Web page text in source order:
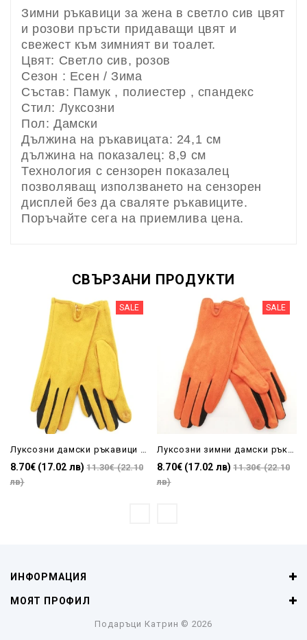
Зимни ръкавици за жена в светло сив цвят
и розови пръсти придаващи цвят и
свежест към зимният ви тоалет.
Цвят: Светло сив, розов
Сезон : Есен / Зима
Състав: Памук , полиестер , спандекс
Стил: Луксозни
Пол: Дамски
Дължина на ръкавицата: 24,1 см
дължина на показалец: 8,9 см
Технология с сензорен показалец
позволяващ използването на сензорен
дисплей без да сваляте ръкавиците.
Поръчайте сега на приемлива цена.
СВЪРЗАНИ ПРОДУКТИ
SALE
8.70€ (17.02 лв) 11.30€ (22.10
лв)
SALE
8.70€ (17.02 лв) 11.30€ (22.10
лв)
ИНФОРМАЦИЯ
МОЯТ ПРОФИЛ
Подаръци Катрин © 2026